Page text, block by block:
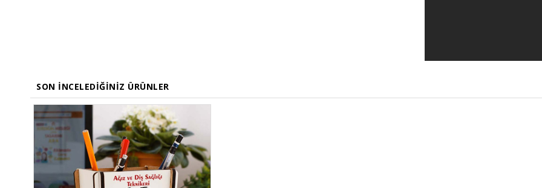
SON İNCELEDIĞINIZ ÜRÜNLER